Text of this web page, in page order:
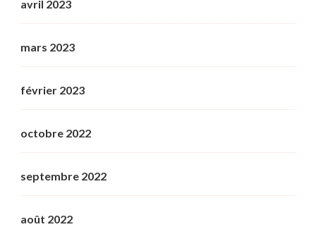
avril 2023
mars 2023
février 2023
octobre 2022
septembre 2022
août 2022